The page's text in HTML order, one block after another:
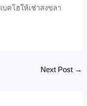
คโฮให้เช่าสงขลา
Next Post →